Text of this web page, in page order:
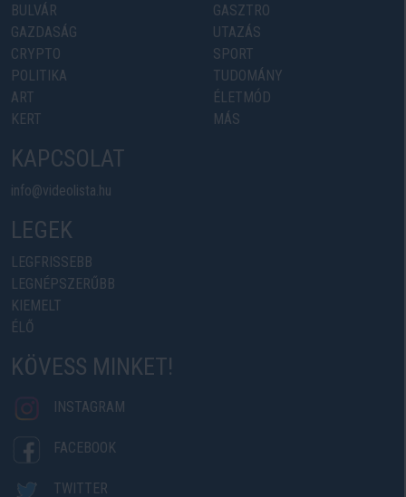
BULVÁR
GAZDASÁG
CRYPTO
POLITIKA
ART
KERT
GASZTRO
UTAZÁS
SPORT
TUDOMÁNY
ÉLETMÓD
MÁS
KAPCSOLAT
info@videolista.hu
LEGEK
LEGFRISSEBB
LEGNÉPSZERŰBB
KIEMELT
ÉLŐ
KÖVESS MINKET!
INSTAGRAM
FACEBOOK
TWITTER